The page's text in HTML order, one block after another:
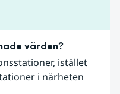
värden?
istället
i närheten